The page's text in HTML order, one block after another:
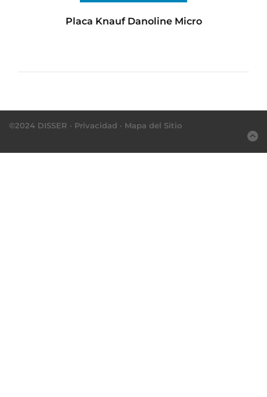
Placa Knauf Danoline Micro
©2024 DISSER · Privacidad · Mapa del Sitio